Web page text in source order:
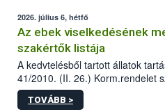
2026. július 6, hétfő
Az ebek viselkedésének
szakértők listája
A kedvtelésből tartott állatok
41/2010. (II. 26.) Korm.rendelet
sérülés, illetve ennek veszélye
hatósági feladatokat, valamint a
TOVÁBB >